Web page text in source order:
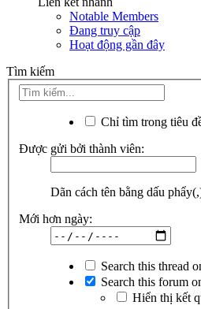
Notable Members
Đang truy cập
Hoạt động gần đây
Tìm kiếm
Chỉ tìm trong tiêu
Được gửi bởi thành viên:
Dãn cách tên bằng dấu
Mới hơn ngày:
Search this thread
Search this forum
Hiển thị kết